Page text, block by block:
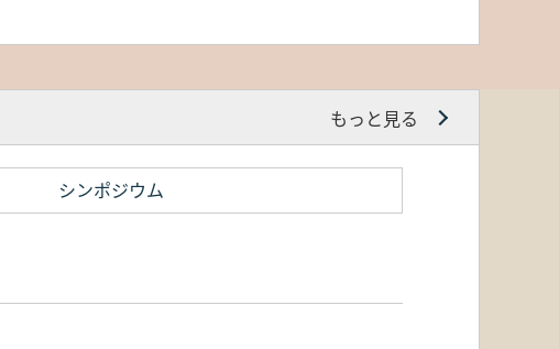
もっと見る
シンポジウム